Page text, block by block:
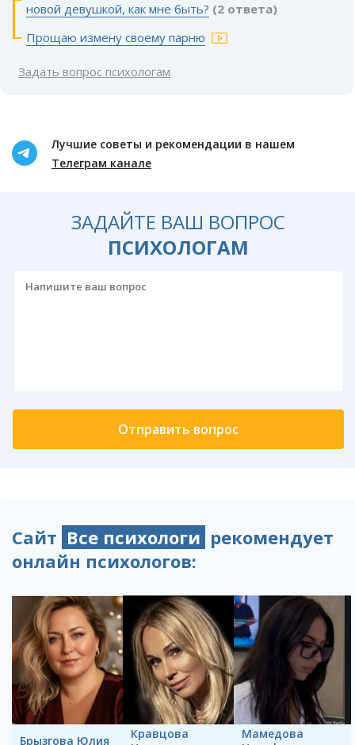
новой девушкой, как мне быть? (2 ответа)
Прощаю измену своему парню
Задать вопрос психологам
Лучшие советы и рекомендации в нашем
Телеграм канале
ЗАДАЙТЕ ВАШ ВОПРОС
ПСИХОЛОГАМ
Сайт Все психологи рекомендует
онлайн психологов:
Брызгова Юлия
Кравцова
Мамедова